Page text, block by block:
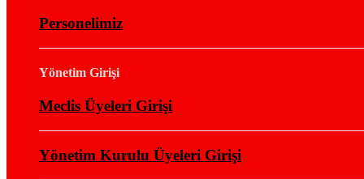
Personelimiz
Yönetim Girişi
Meclis Üyeleri Girişi
Yönetim Kurulu Üyeleri Girişi